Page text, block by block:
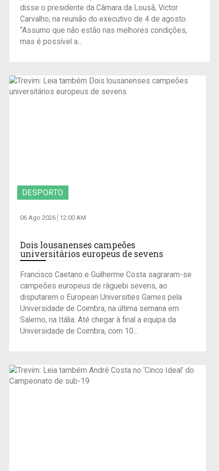
disse o presidente da Câmara da Lousã, Victor
Carvalho, na reunião do executivo de 4 de agosto.
“Assumo que não estão nas melhores condições,
mas é possível a...
DESPORTO
06 Ago 2026 12:00 AM
Dois lousanenses campeões
universitários europeus de sevens
Francisco Caetano e Guilherme Costa sagraram-se
campeões europeus de râguebi sevens, ao
disputarem o European Universities Games pela
Universidade de Coimbra, na última semana em
Salerno, na Itália. Até chegar à final a equipa da
Universidade de Coimbra, com 10...